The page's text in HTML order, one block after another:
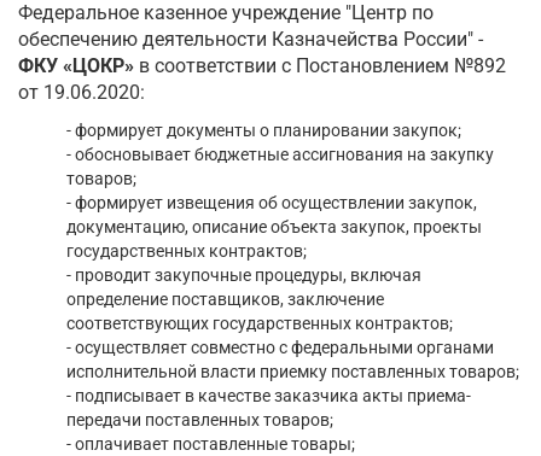
Федеральное казенное учреждение "Центр по
обеспечению деятельности Казначейства России" -
ФКУ «ЦОКР» в соответствии с Постановлением №892
от 19.06.2020:
- формирует документы о планировании закупок;
- обосновывает бюджетные ассигнования на закупку
товаров;
- формирует извещения об осуществлении закупок,
документацию, описание объекта закупок, проекты
государственных контрактов;
- проводит закупочные процедуры, включая
определение поставщиков, заключение
соответствующих государственных контрактов;
- осуществляет совместно с федеральными органами
исполнительной власти приемку поставленных товаров;
- подписывает в качестве заказчика акты приема-
передачи поставленных товаров;
- оплачивает поставленные товары;